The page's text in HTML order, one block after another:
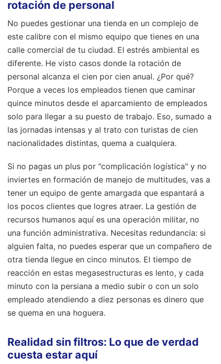
rotación de personal
No puedes gestionar una tienda en un complejo de
este calibre con el mismo equipo que tienes en una
calle comercial de tu ciudad. El estrés ambiental es
diferente. He visto casos donde la rotación de
personal alcanza el cien por cien anual. ¿Por qué?
Porque a veces los empleados tienen que caminar
quince minutos desde el aparcamiento de empleados
solo para llegar a su puesto de trabajo. Eso, sumado a
las jornadas intensas y al trato con turistas de cien
nacionalidades distintas, quema a cualquiera.
Si no pagas un plus por "complicación logística" y no
inviertes en formación de manejo de multitudes, vas a
tener un equipo de gente amargada que espantará a
los pocos clientes que logres atraer. La gestión de
recursos humanos aquí es una operación militar, no
una función administrativa. Necesitas redundancia: si
alguien falta, no puedes esperar que un compañero de
otra tienda llegue en cinco minutos. El tiempo de
reacción en estas megasestructuras es lento, y cada
minuto con la persiana a medio subir o con un solo
empleado atendiendo a diez personas es dinero que
se quema en una hoguera.
Realidad sin filtros: Lo que de verdad
cuesta estar aquí